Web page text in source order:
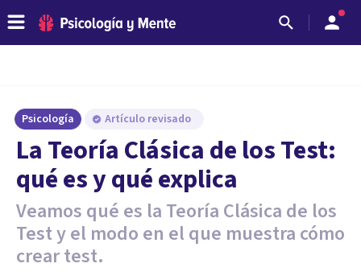
Psicología Artículo revisado
La Teoría Clásica de los Test:
qué es y qué explica
Veamos qué es la Teoría Clásica de los
Test y el modo en el que muestra cómo
crear test.